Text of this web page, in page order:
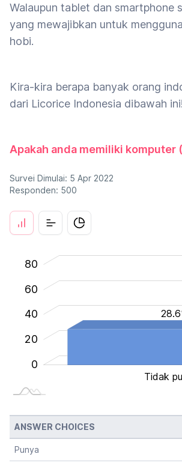
Walaupun tablet dan smartphone
yang mewajibkan untuk
hobi.
Kira-kira berapa banyak orang
dari Licorice Indonesia dibawah ini!
Apakah anda memiliki
Survei Dimulai: 5 Apr 2022
Responden: 500
20
0
20
40
60
80
Tidak
ANSWER CHOICES
Punya